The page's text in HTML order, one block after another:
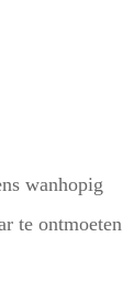
wanhopig
te ontmoeten